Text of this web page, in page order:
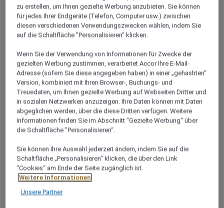
Flughafenstrasse 43, 70629, STUTTGART,
Deutschland
+49 711 90705330
Business Meetings,
Konferenzen & Events -
Mövenpick Qualität ist
garantiert!
zu erstellen, um Ihnen gezielte Werbung anzubieten. Sie können
für jedes Ihrer Endgeräte (Telefon, Computer usw.) zwischen
diesen verschiedenen Verwendungszwecken wählen, indem Sie
auf die Schaltfläche "Personalisieren“ klicken.
Wenn Sie der Verwendung von Informationen für Zwecke der
gezielten Werbung zustimmen, verarbeitet Accor Ihre E-Mail-
Adresse (sofern Sie diese angegeben haben) in einer „gehashten“
Version, kombiniert mit Ihren Browser-, Buchungs- und
Treuedaten, um Ihnen gezielte Werbung auf Webseiten Dritter und
in sozialen Netzwerken anzuzeigen. Ihre Daten können mit Daten
abgeglichen werden, über die diese Dritten verfügen. Weitere
Informationen finden Sie im Abschnitt "Gezielte Werbung“ über
die Schaltfläche "Personalisieren“.
Sie können Ihre Auswahl jederzeit ändern, indem Sie auf die
Schaltfläche „Personalisieren“ klicken, die über den Link
"Cookies“ am Ende der Seite zugänglich ist.
Weitere Informationen
Unsere Partner